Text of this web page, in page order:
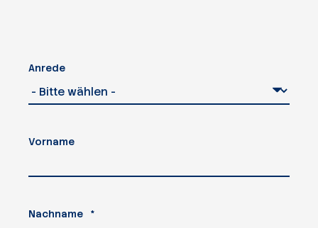
Anrede
Vorname
Nachname *